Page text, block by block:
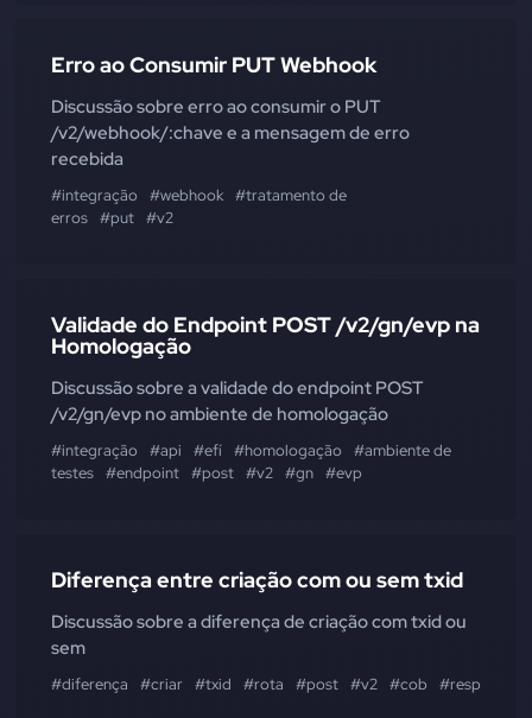
Erro ao Consumir PUT Webhook
Discussão sobre erro ao consumir o PUT
/v2/webhook/:chave e a mensagem de erro
recebida
#integração #webhook #tratamento de
erros #put #v2
Validade do Endpoint POST /v2/gn/evp na
Homologação
Discussão sobre a validade do endpoint POST
/v2/gn/evp no ambiente de homologação
#integração #api #efí #homologação
#ambiente de
testes #endpoint #post #v2 #gn #evp
Diferença entre criação com ou sem txid
Discussão sobre a diferença de criação com txid ou
sem
#diferença #criar #txid #rota #post #v2 #cob